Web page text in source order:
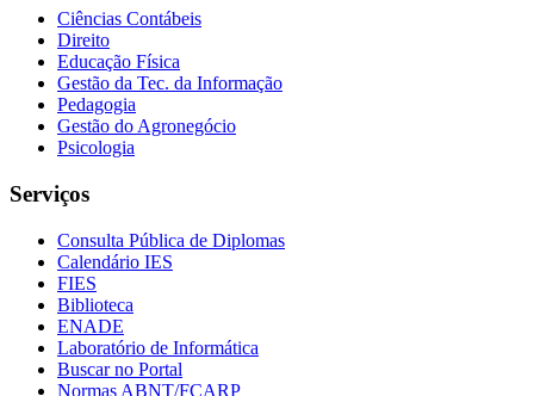
Ciências Contábeis
Direito
Educação Física
Gestão da Tec. da Informação
Pedagogia
Gestão do Agronegócio
Psicologia
Serviços
Consulta Pública de Diplomas
Calendário IES
FIES
Biblioteca
ENADE
Laboratório de Informática
Buscar no Portal
Normas ABNT/FCARP